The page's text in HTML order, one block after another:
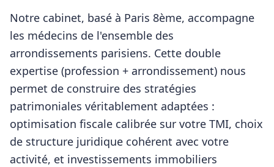
Notre cabinet, basé à Paris 8ème, accompagne
les médecins de l'ensemble des
arrondissements parisiens. Cette double
expertise (profession + arrondissement) nous
permet de construire des stratégies
patrimoniales véritablement adaptées :
optimisation fiscale calibrée sur votre TMI, choix
de structure juridique cohérent avec votre
activité, et investissements immobiliers